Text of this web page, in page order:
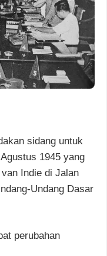
sidang untuk
1945 yang
Indie di Jalan
Undang Dasar
perubahan